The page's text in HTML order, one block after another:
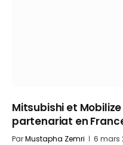
Mitsubishi et
partenariat en
ParMustapha Zemri 6 mars